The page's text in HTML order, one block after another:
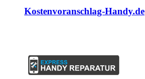
Kostenvoranschlag-Handy.de